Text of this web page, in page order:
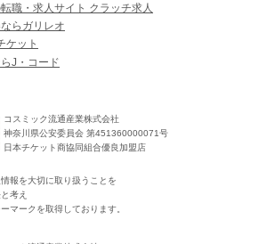
職・求人サイト クラッチ求人
らガリレオ
ケット
J・コード
コスミック流通産業株式会社
神奈川県公安委員会 第451360000071号
日本チケット商協同組合優良加盟店
報を大切に取り扱うことを
考え
マークを取得しております。